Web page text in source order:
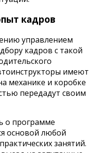
кадров
управлением
кадров с такой
имеют
механике и коробке
передадут своим
о программе
основой любой
занятий.